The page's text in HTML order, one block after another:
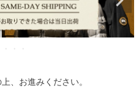
、お進みください。